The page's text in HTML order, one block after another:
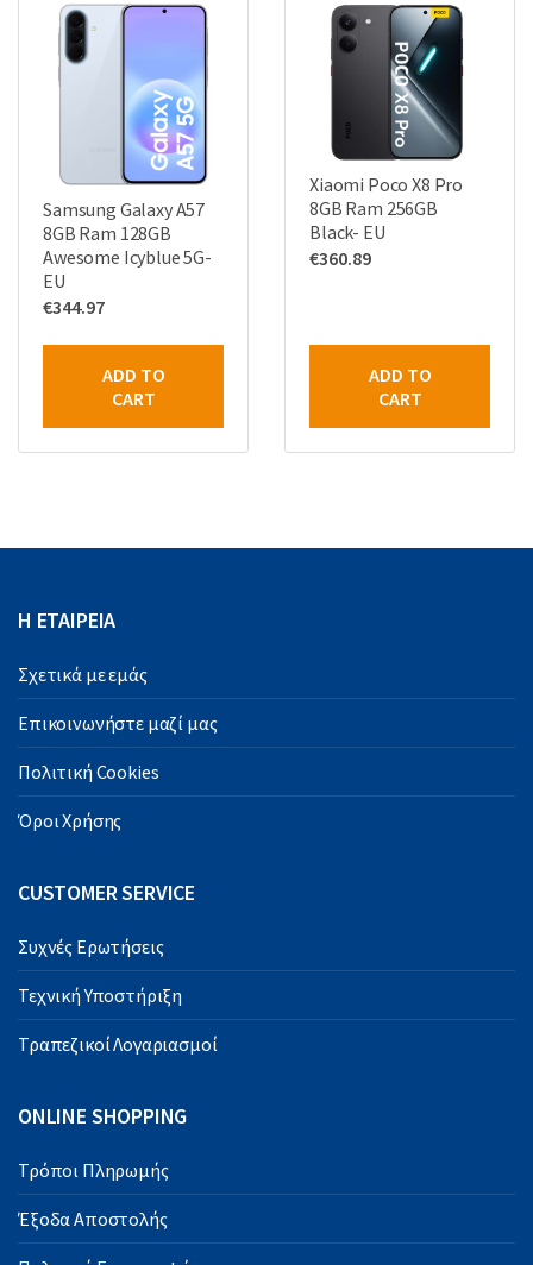
Samsung Galaxy A57
8GB Ram 128GB
Awesome Icyblue 5G-
EU
€344.97
ADD TO
CART
Xiaomi Poco X8 Pro
8GB Ram 256GB
Black- EU
€360.89
ADD TO
CART
Η ΕΤΑΙΡΕΙΑ
Σχετικά με εμάς
Επικοινωνήστε μαζί μας
Πολιτική Cookies
Όροι Χρήσης
CUSTOMER SERVICE
Συχνές Ερωτήσεις
Τεχνική Υποστήριξη
Τραπεζικοί Λογαριασμοί
ONLINE SHOPPING
Τρόποι Πληρωμής
Έξοδα Αποστολής